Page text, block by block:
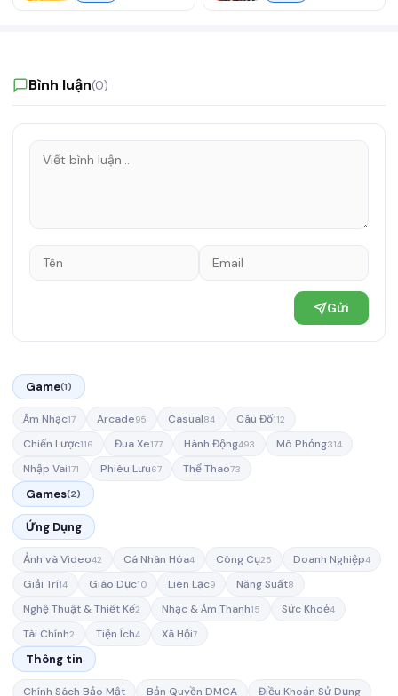
Bình luận(0)
Gửi
Game(1)
Âm Nhạc17 Arcade95 Casual84 Câu Đố112
Chiến Lược116 Đua Xe177 Hành Động493 Mô Phỏng314
Nhập Vai171 Phiêu Lưu67 Thể Thao73
Games(2)
Ứng Dụng
Ảnh và Video42 Cá Nhân Hóa4 Công Cụ25 Doanh Nghiệp4
Giải Trí14 Giáo Dục10 Liên Lạc9 Năng Suất8
Nghệ Thuật & Thiết Kế2 Nhạc & Âm Thanh15 Sức Khoẻ4
Tài Chính2 Tiện Ích4 Xã Hội7
Thông tin
Chính Sách Bảo Mật Bản Quyền DMCA Điều Khoản Sử Dụng